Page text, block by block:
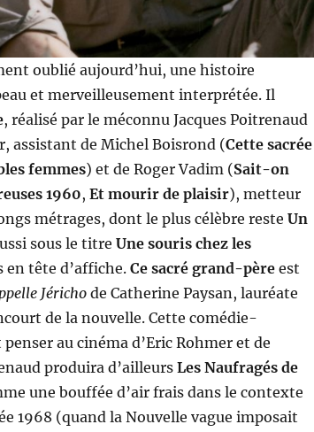
oublié aujourd’hui, une histoire
et merveilleusement interprétée. Il
, réalisé par le méconnu Jacques Poitrenaud
assistant de Michel Boisrond (Cette sacrée
femmes) et de Roger Vadim (Sait-on
1960, Et mourir de plaisir), metteur
métrages, dont le plus célèbre reste Un
sous le titre Une souris chez les
en tête d’affiche.Ce sacré grand-pèreest
Jéricho de Catherine Paysan, lauréate
de la nouvelle. Cette comédie-
au cinéma d’Eric Rohmer et de
produira d’ailleursLes Naufragés de
une bouffée d’air frais dans le contexte
1968 (quand la Nouvelle vague imposait